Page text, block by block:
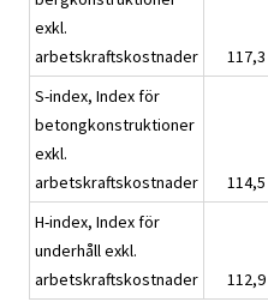
exkl.
arbetskraftskostnader
117,3
S-index, Index för
betongkonstruktioner
exkl.
arbetskraftskostnader
114,5
H-index, Index för
underhåll exkl.
arbetskraftskostnader
112,9